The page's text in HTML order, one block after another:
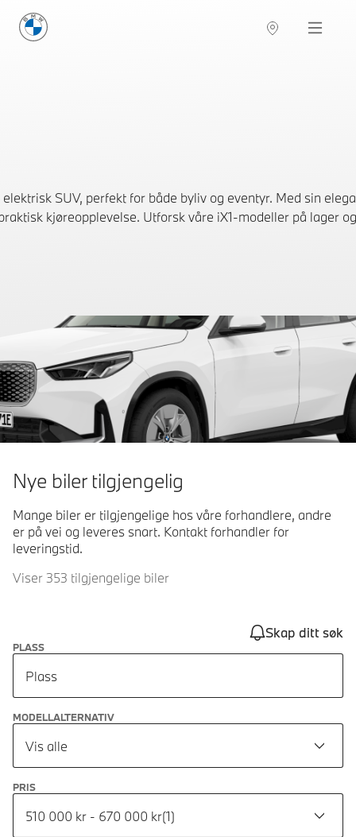
BMW Norge Navigation
SUV, perfekt for både byliv og eventyr. Med sin
kjøreopplevelse. Utforsk våre iX1-modeller på lager
Nye biler tilgjengelig
Mange biler er tilgjengelige hos våre forhandlere, andre
er på vei og leveres snart. Kontakt forhandler for
leveringstid.
Viser 353 tilgjengelige biler
Skap ditt søk
PLASS
Plass
MODELLALTERNATIV
Vis alle
PRIS
510 000 kr - 670 000 kr(1)